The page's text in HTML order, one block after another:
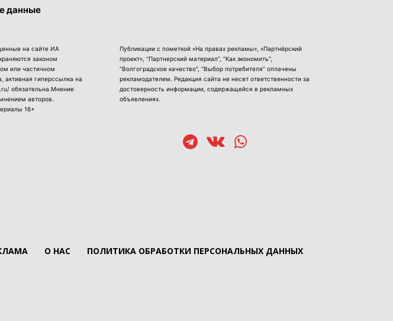
данные
на сайте ИА
законом
или частичном
активная гиперссылка на
обязательна.Мнение
авторов.
16+
Публикации с пометкой «На правах рекламы», «Партнёрский
проект», “Партнерский материал”, “Как экономить”,
“Волгоградское качество”, “Выбор потребителя” оплачены
рекламодателем. Редакция сайта не несет ответственности за
достоверность информации, содержащейся в рекламных
объявлениях.
О НАС ПОЛИТИКА ОБРАБОТКИ ПЕРСОНАЛЬНЫХ ДАННЫХ